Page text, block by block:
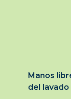
Manos
del lavado